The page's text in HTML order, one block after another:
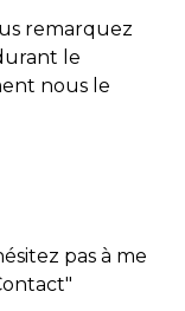
remarquez
le
nous le
pas à me